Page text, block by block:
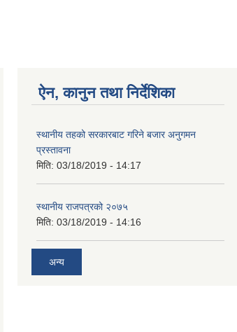
ऐन, कानुन तथा निर्देशिका
स्थानीय तहको सरकारबाट गरिने बजार अनुगमन
प्रस्तावना
मिति: 03/18/2019 - 14:17
स्थानीय राजपत्रको २०७५
मिति: 03/18/2019 - 14:16
अन्य